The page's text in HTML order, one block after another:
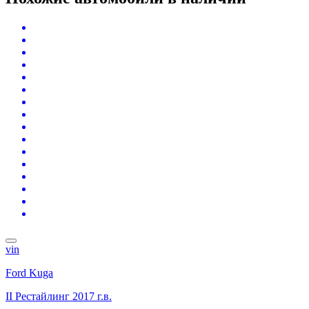
vin
Ford Kuga
II Рестайлинг 2017 г.в.